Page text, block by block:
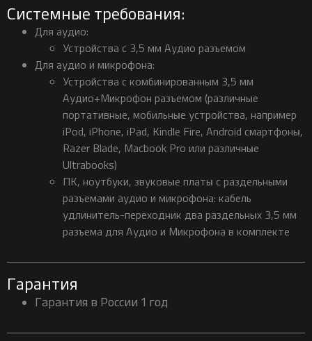
Системные требования:
Для аудио:
Устройства с 3,5 мм Аудио разъемом
Для аудио и микрофона:
Устройства с комбинированным 3,5 мм
Аудио+Микрофон разъемом (различные
портативные, мобильные устройства, например
iPod, iPhone, iPad, Kindle Fire, Android смартфоны,
Razer Blade, Macbook Pro или различные
Ultrabooks)
ПК, ноутбуки, звуковые платы с раздельными
разъемами аудио и микрофона: кабель
удлинитель-переходник два раздельных 3,5 мм
разъема для Аудио и Микрофона в комплекте
Гарантия
Гарантия в России 1 год